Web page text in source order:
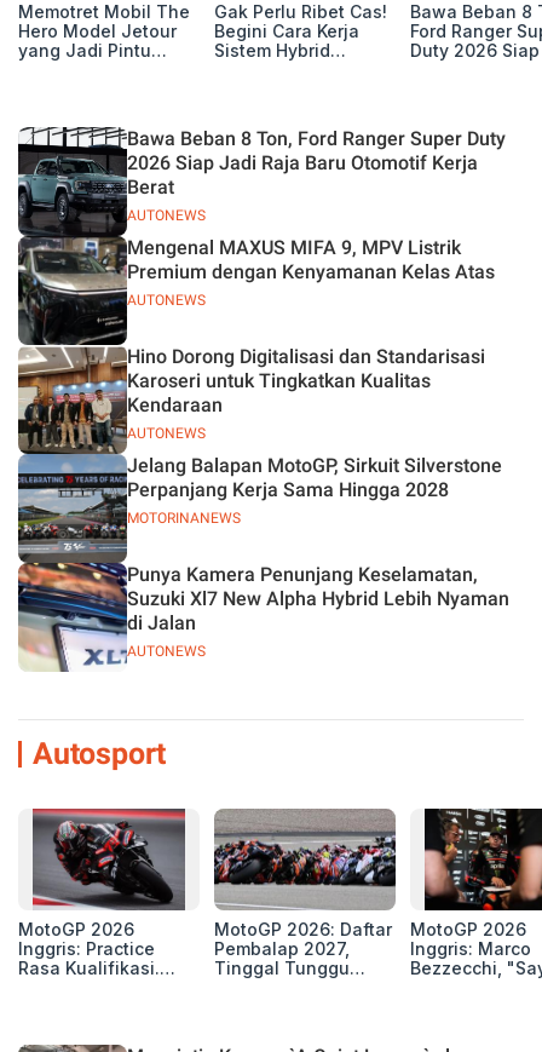
Memotret Mobil The
Hero Model Jetour
yang Jadi Pintu
Gak Perlu Ribet Cas!
Begini Cara Kerja
Sistem Hybrid
Bawa Beban 8
Ford Ranger
Duty 2026
AUTONEWS
Bawa Beban 8 Ton, Ford Ranger Super Duty
2026 Siap Jadi Raja Baru Otomotif Kerja
Berat
AUTONEWS
Mengenal MAXUS MIFA 9, MPV Listrik
Premium dengan Kenyamanan Kelas Atas
AUTONEWS
Hino Dorong Digitalisasi dan Standarisasi
Karoseri untuk Tingkatkan Kualitas
Kendaraan
MOTORINANEWS
Jelang Balapan MotoGP, Sirkuit Silverstone
Perpanjang Kerja Sama Hingga 2028
AUTONEWS
Punya Kamera Penunjang Keselamatan,
Suzuki Xl7 New Alpha Hybrid Lebih Nyaman
di Jalan
Autosport
MotoGP 2026
Inggris: Practice
Rasa Kualifikasi.
Silverstone!
MotoGP 2026: Daftar
Pembalap 2027,
Tinggal Tunggu
MotoGP 2026
Inggris: Marco
Bezzecchi,